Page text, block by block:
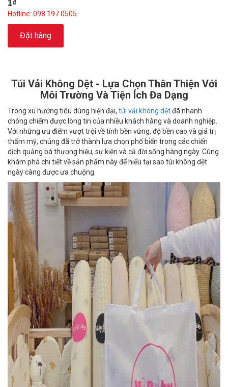
1₫
Hotline: 098 197 0505
Đặt hàng
Túi Vải Không Dệt - Lựa Chọn Thân Thiện Với
Môi Trường Và Tiện Ích Đa Dạng
Trong xu hướng tiêu dùng hiện đại, túi vải không dệtđã nhanh
chóng chiếm được lòng tin của nhiều khách hàng và doanh nghiệp.
Với những ưu điểm vượt trội về tính bền vững, độ bền cao và giá trị
thẩm mỹ, chúng đã trở thành lựa chọn phổ biến trong các chiến
dịch quảng bá thương hiệu, sự kiện và cả đời sống hàng ngày. Cùng
khám phá chi tiết về sản phẩm này để hiểu tại sao túi không dệt
ngày càng được ưa chuộng.